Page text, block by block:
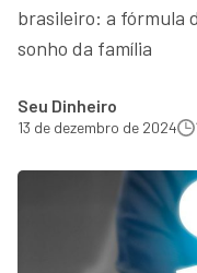
brasileiro: a fórmula
sonho da família
Seu Dinheiro
13 de dezembro de 2024